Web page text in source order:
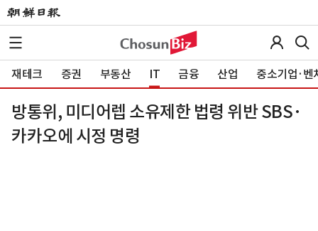
재테크 증권 부동산 IT 금융 산업 중소기업·벤
방통위, 미디어렙 소유제한 법령 위반 SBS·
카카오에 시정 명령